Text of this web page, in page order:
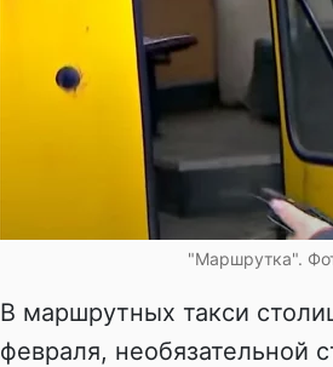
"Маршрутка".
В маршрутных такси
февраля, необязательной